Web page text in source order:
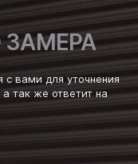
ЗАМЕРА
вами для уточнения
так же ответит на